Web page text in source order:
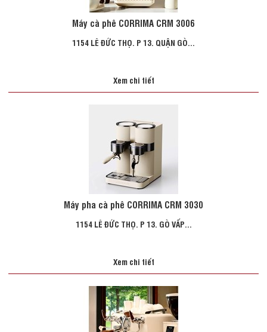
Máy cà phê CORRIMA CRM 3006
1154 LÊ ĐỨC THỌ. P 13. QUẬN GÒ...
Xem chi tiết
Máy pha cà phê CORRIMA CRM 3030
1154 LÊ ĐỨC THỌ. P 13. GÒ VẤP...
Xem chi tiết